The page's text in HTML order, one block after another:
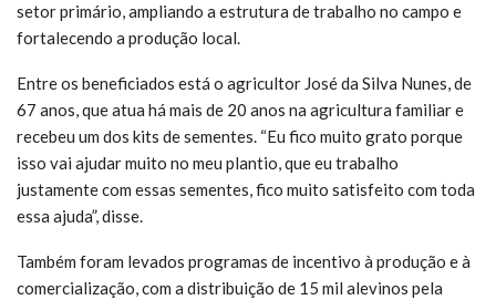
setor primário, ampliando a estrutura de trabalho no campo e
fortalecendo a produção local.
Entre os beneficiados está o agricultor José da Silva Nunes, de
67 anos, que atua há mais de 20 anos na agricultura familiar e
recebeu um dos kits de sementes. “Eu fico muito grato porque
isso vai ajudar muito no meu plantio, que eu trabalho
justamente com essas sementes, fico muito satisfeito com toda
essa ajuda”, disse.
Também foram levados programas de incentivo à produção e à
comercialização, com a distribuição de 15 mil alevinos pela